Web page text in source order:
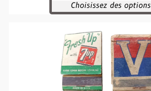
Choisissez des options